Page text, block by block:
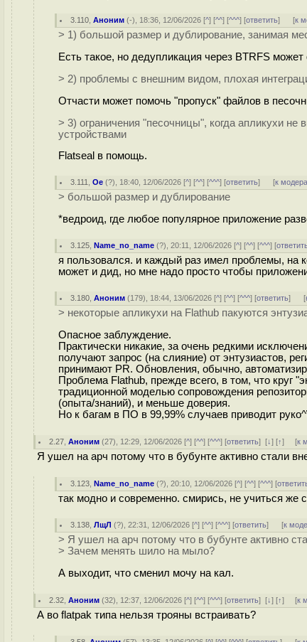
3.110 ,Аноним (-), 18:36, 12/06/2026 [^] [^^] [^^^] [ответить] [к
> 1) большой размер и дублирование, занимая
Есть такое, но дедупликация через BTRFS
> 2) проблемы с внешним видом, плохая
Отчасти может помочь "пропуск" файлов в
> 3) ограничения "песочницы", когда апликухи
устройствами
Flatseal в помощь.
3.111 ,Oe (?), 18:40, 12/06/2026 [^] [^^] [^^^] [ответить] [к
> большой размер и дублирование
*ведроид, где любое популярное приложение
3.125 ,Name_no_name (?), 20:11, 12/06/2026 [^] [^^] [^^^] [
я пользовался. и каждый раз имел проблемы, на
может и дид, но мне надо просто чтобы
3.180 ,Аноним (179), 18:44, 13/06/2026 [^] [^^] [^^^] [ответить] [
> некоторые апликухи на Flathub пакуются
Опасное заблуждение.
Практически никакие, за очень редкими
получают запрос (на слияние) от энтузиастов,
принимают PR. Обновления, обычно,
Проблема Flathub, прежде всего, в том, что круг
традиционной моделью сопровождения
(опыта/знаний), и меньше доверия.
Но к багам в ПО в 99,99% случаев приводит
2.27 ,Аноним (27), 12:29, 12/06/2026 [^] [^^] [^^^] [ответить][↓] [↑] [к
Я ушел на арч потому что в бубунте активно стали
3.123 ,Name_no_name (?), 20:10, 12/06/2026 [^] [^^] [^^^] [
так модно и современно. смирись, не учиться
3.138 ,ЛщЛ (?), 22:31, 12/06/2026 [^] [^^] [^^^] [ответить] [к
> Я ушел на арч потому что в бубунте активно
> Зачем менять шило на мыло?
А выходит, что сменил мoчy на кaл.
2.32 ,Аноним (32), 12:37, 12/06/2026 [^] [^^] [^^^] [ответить][↓] [↑] [к
А во flatpak типа нельзя трояны встраивать?